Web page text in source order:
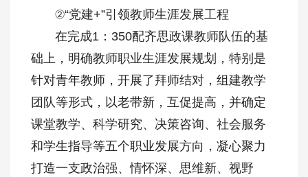
②“党建+”引领教师生涯发展工程
在完成1：350配齐思政课教师队伍的基
础上，明确教师职业生涯发展规划，特别是
针对青年教师，开展了拜师结对，组建教学
团队等形式，以老带新，互促提高，并确定
课堂教学、科学研究、决策咨询、社会服务
和学生指导等五个职业发展方向，凝心聚力
打造一支政治强、情怀深、思维新、视野